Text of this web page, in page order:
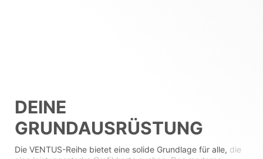
DEINE
GRUNDAUSRÜSTUNG
Die VENTUS-Reihe bietet eine solide Grundlage für alle, die